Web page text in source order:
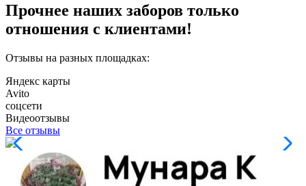
Прочнее наших заборов только
отношения с клиентами!
Отзывы на разных площадках:
Яндекс карты
Avito
соцсети
Видеоотзывы
Все отзывы